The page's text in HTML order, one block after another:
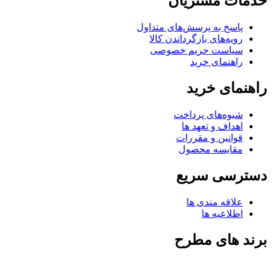
پاسخ به پرسش‌های متداول
رویه‌های بازگرداندن کالا
سیاست حریم خصوصی
راهنمای خرید
راهنمای خرید
شیوه‌های پرداخت
اهداف و تعهد ها
قوانین و مقررات
مقایسه محصول
دسترسی سریع
علاقه مندی ها
اطلاعیه ها
برند های مطرح